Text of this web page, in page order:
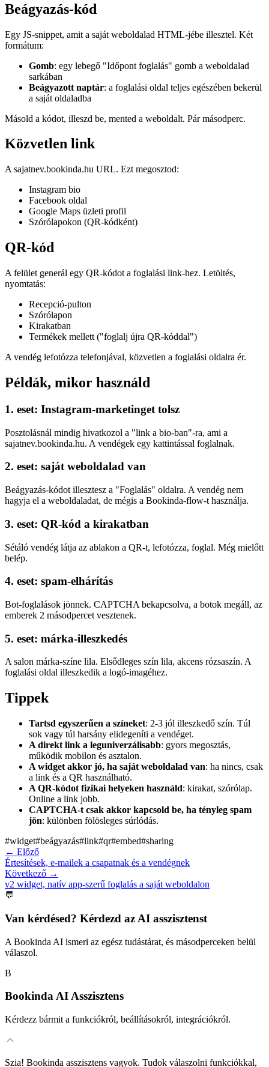
Beágyazás-kód
Egy JS-snippet, amit a saját weboldalad HTML-jébe illesztel. Két
formátum:
Gomb: egy lebegő "Időpont foglalás" gomb a weboldalad
sarkában
Beágyazott naptár: a foglalási oldal teljes egészében bekerül
a saját oldaladba
Másold a kódot, illeszd be, mented a weboldalt. Pár másodperc.
Közvetlen link
A sajatnev.bookinda.hu URL. Ezt megosztod:
Instagram bio
Facebook oldal
Google Maps üzleti profil
Szórólapokon (QR-kódként)
QR-kód
A felület generál egy QR-kódot a foglalási link-hez. Letöltés,
nyomtatás:
Recepció-pulton
Szórólapon
Kirakatban
Termékek mellett ("foglalj újra QR-kóddal")
A vendég lefotózza telefonjával, közvetlen a foglalási oldalra ér.
Példák, mikor használd
1. eset: Instagram-marketinget tolsz
Posztolásnál mindig hivatkozol a "link a bio-ban"-ra, ami a
sajatnev.bookinda.hu. A vendégek egy kattintással foglalnak.
2. eset: saját weboldalad van
Beágyazás-kódot illesztesz a "Foglalás" oldalra. A vendég nem
hagyja el a weboldaladat, de mégis a Bookinda-flow-t használja.
3. eset: QR-kód a kirakatban
Sétáló vendég látja az ablakon a QR-t, lefotózza, foglal. Még mielőtt
belép.
4. eset: spam-elhárítás
Bot-foglalások jönnek. CAPTCHA bekapcsolva, a botok megáll, az
emberek 2 másodpercet vesztenek.
5. eset: márka-illeszkedés
A salon márka-színe lila. Elsődleges szín lila, akcens rózsaszín. A
foglalási oldal illeszkedik a logó-imagéhez.
Tippek
Tartsd egyszerűen a színeket: 2-3 jól illeszkedő szín. Túl
sok vagy túl harsány elidegeníti a vendéget.
A direkt link a leguniverzálisabb: gyors megosztás,
működik mobilon és asztalon.
A widget akkor jó, ha saját weboldalad van: ha nincs, csak
a link és a QR használható.
A QR-kódot fizikai helyeken használd: kirakat, szórólap.
Online a link jobb.
CAPTCHA-t csak akkor kapcsold be, ha tényleg spam
jön: különben fölösleges súrlódás.
#widget#beágyazás#link#qr#embed#sharing
← Előző
Értesítések, e-mailek a csapatnak és a vendégnek
Következő →
v2 widget, natív app-szerű foglalás a saját weboldalon
💬
Van kérdésed? Kérdezd az AI asszisztenst
A Bookinda AI ismeri az egész tudástárat, és másodperceken belül
válaszol.
B
Bookinda AI Asszisztens
Kérdezz bármit a funkciókról, beállításokról, integrációkról.
Szia! Bookinda asszisztens vagyok. Tudok válaszolni funkciókkal,